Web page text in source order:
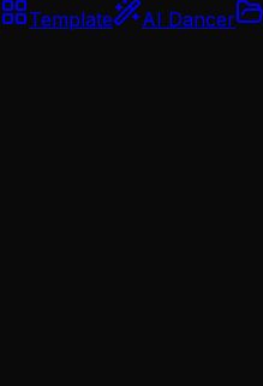
Template
AI Dancer